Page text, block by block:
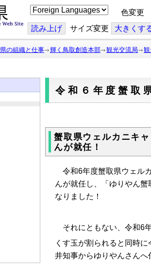
こ
の
ジ
を
翻
色変更
読み上げ
サイズ変更 大きくす
県の組織と仕事 輝く鳥取創造本部 観光交流局
令和６年度蟹取
蟹取県ウェルカニキ
んが就任！
令和6年度蟹取県ウェル
んが就任し、「 ゆりやん蟹
なりました！
それにともない、令和6
くす玉が割られると同時
井知事からゆりやんさん